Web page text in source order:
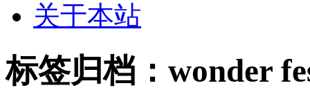
关于本站
标签归档： wonder